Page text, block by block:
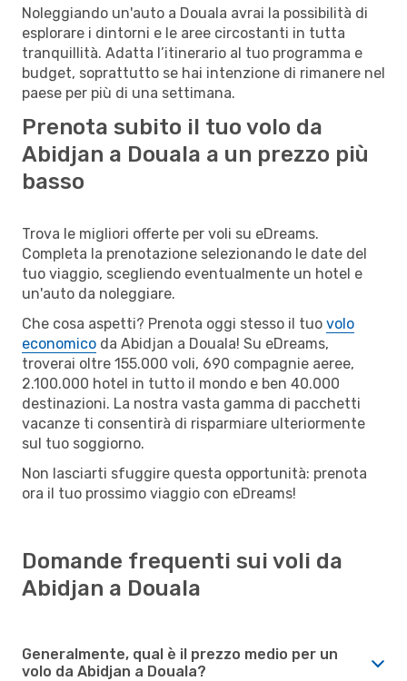
Noleggiando un'auto a Douala avrai la possibilità di
esplorare i dintorni e le aree circostanti in tutta
tranquillità. Adatta l’itinerario al tuo programma e
budget, soprattutto se hai intenzione di rimanere nel
paese per più di una settimana.
Prenota subito il tuo volo da
Abidjan a Douala a un prezzo più
basso
Trova le migliori offerte per voli su eDreams.
Completa la prenotazione selezionando le date del
tuo viaggio, scegliendo eventualmente un hotel e
un'auto da noleggiare.
Che cosa aspetti? Prenota oggi stesso il tuo volo
economico da Abidjan a Douala! Su eDreams,
troverai oltre 155.000 voli, 690 compagnie aeree,
2.100.000 hotel in tutto il mondo e ben 40.000
destinazioni. La nostra vasta gamma di pacchetti
vacanze ti consentirà di risparmiare ulteriormente
sul tuo soggiorno.
Non lasciarti sfuggire questa opportunità: prenota
ora il tuo prossimo viaggio con eDreams!
Domande frequenti sui voli da
Abidjan a Douala
Generalmente, qual è il prezzo medio per un
volo da Abidjan a Douala?